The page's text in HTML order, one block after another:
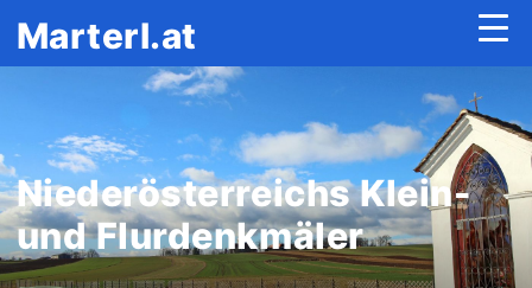
Marterl.at
Niederösterreichs Klein-
und Flurdenkmäler